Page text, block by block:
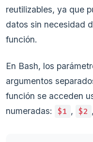
reutilizables, ya que
datos sin necesidad
función.
En Bash, los
argumentos
función se acceden
numeradas:
$1 , $2 ,